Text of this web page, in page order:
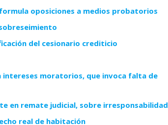
oposiciones a medios probatorios
del cesionario crediticio
intereses moratorios, que invoca falta de
en remate judicial, sobre irresponsabilidad
real de habitación